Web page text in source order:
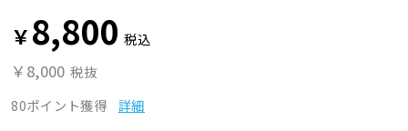
￥8,800 税込
￥8,000 税抜
80ポイント獲得
詳細